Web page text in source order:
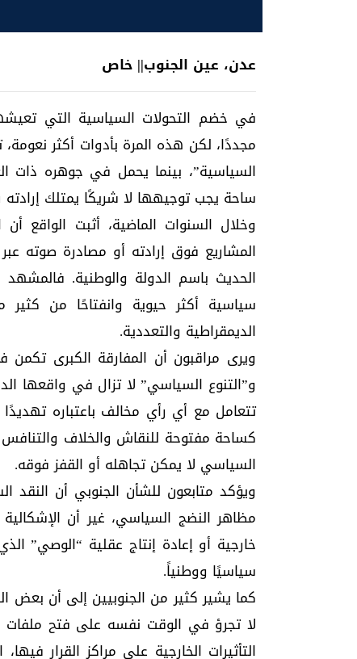
عدن، عين الجنوب|| خاص
في خضم التحولات السياسية التي
مجددًا، لكن هذه المرة بأدوات أكثر
السياسية”، بينما يحمل في جوهره ذات
ساحة يجب توجيهها لا شريكًا يمتلك
وخلال السنوات الماضية، أثبت الواقع
المشاريع فوق إرادته أو مصادرة صوته
الحديث باسم الدولة والوطنية. فالمشهد
سياسية أكثر حيوية وانفتاحًا من
الديمقراطية والتعددية.
ويرى مراقبون أن المفارقة الكبرى
و”التنوع السياسي” لا تزال في واقعها
تتعامل مع أي رأي مخالف باعتباره
كساحة مفتوحة للنقاش والخلاف
السياسي لا يمكن تجاهله أو القفز فوقه.
ويؤكد متابعون للشأن الجنوبي أن
مظاهر النضج السياسي، غير أن
خارجية أو إعادة إنتاج عقلية “الوصي”
سياسيًا ووطنياً.
كما يشير كثير من الجنوبيين إلى أن بعض
لا تجرؤ في الوقت نفسه على فتح ملفات
التأثيرات الخارجية على مراكز القرار